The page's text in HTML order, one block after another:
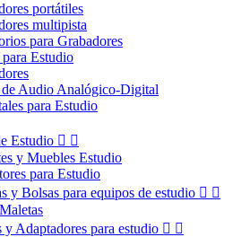
portátiles
multipista
para Grabadores
Estudio
de Audio Analógico-Digital
para Estudio
Estudio  
y Muebles Estudio
para Estudio
y Bolsas para equipos de estudio  
Maletas
y Adaptadores para estudio  